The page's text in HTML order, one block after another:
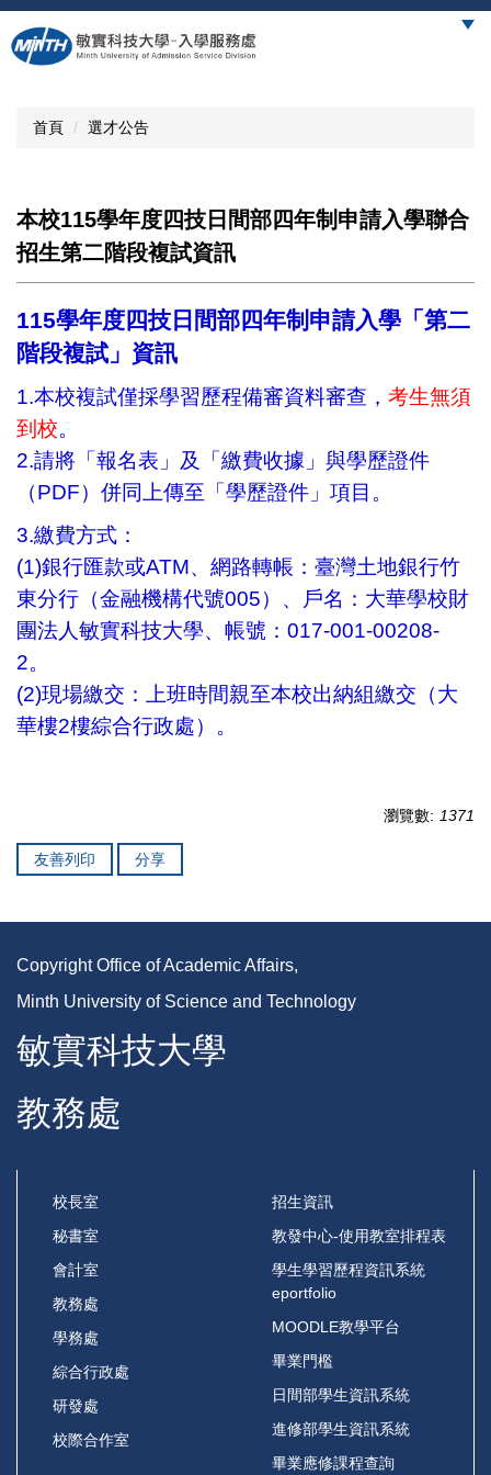
跳
到
主
首頁 選才公告
本校115學年度四技日間部四年制申請入學聯合
招生第二階段複試資訊
115學年度四技日間部四年制申請入學「第二
階段複試」資訊
1.本校複試僅採學習歷程備審資料審查， 考生無須
到校。
2.請將「報名表」及「繳費收據」與學歷證件
（PDF）併同上傳至「學歷證件」項目。
3.繳費方式：
(1)銀行匯款或ATM、網路轉帳：臺灣土地銀行竹
東分行（金融機構代號005）、戶名：大華學校財
團法人敏實科技大學、帳號：017-001-00208-
2。
(2)現場繳交：上班時間親至本校出納組繳交（大
華樓2樓綜合行政處）。
瀏覽數: 1371
友善列印 分享
Copyright Office of Academic Affairs,
Minth University of Science and Technology
敏實科技大學
教務處
校長室
秘書室
會計室
教務處
學務處
綜合行政處
研發處
校際合作室
招生資訊
教發中心-使用教室排程表
學生學習歷程資訊系統
eportfolio
MOODLE教學平台
畢業門檻
日間部學生資訊系統
進修部學生資訊系統
畢業應修課程查詢